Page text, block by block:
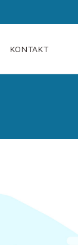
KONTAKT